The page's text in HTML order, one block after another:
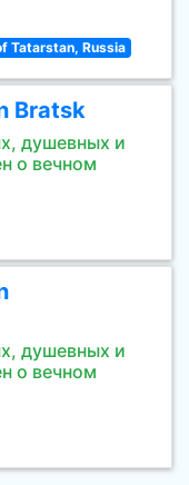
Tatarstan, Russia
Bratsk
душевных и
о вечном
душевных и
о вечном